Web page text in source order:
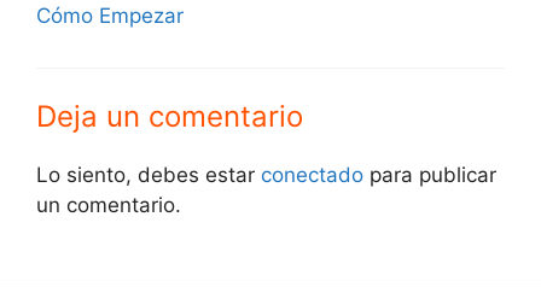
Cómo Empezar
Deja un comentario
Lo siento, debes estar conectado para publicar
un comentario.